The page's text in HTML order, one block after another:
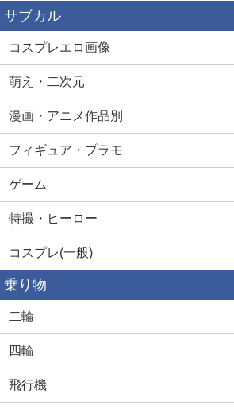
サブカル
コスプレエロ画像
萌え・二次元
漫画・アニメ作品別
フィギュア・プラモ
ゲーム
特撮・ヒーロー
コスプレ(一般)
乗り物
二輪
四輪
飛行機